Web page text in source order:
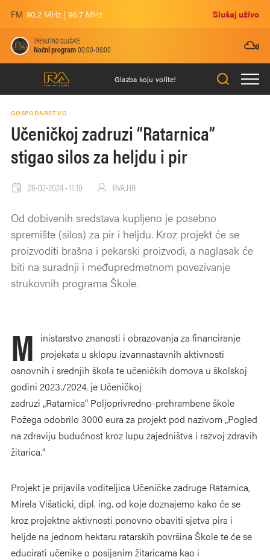
FM 90.2 MHz | 96.7 MHz Slušaj uživo
TRENUTNO SLUŠATE
Noćni program00:00-06:00
Glazba koju volite!
GOSPODARSTVO
Učeničkoj zadruzi “Ratarnica”
stigao silos za heljdu i pir
28-02-2024 • 11:10 RVA.HR
Od dobivenih sredstava kupljeno je posebno
spremište (silos) za pir i heljdu. Kroz projekt će se
proizvoditi brašna i pekarski proizvodi, a naglasak će
biti na suradnji i međupredmetnom povezivanje
strukovnih programa Škole.
M
inistarstvo znanosti i obrazovanja za financiranje
projekata u sklopu izvannastavnih aktivnosti
osnovnih i srednjih škola te učeničkih domova u školskoj
godini 2023./2024. je Učeničkoj
zadruzi „Ratarnica“ Poljoprivredno-prehrambene škole
Požega odobrilo 3000 eura za projekt pod nazivom „Pogled
na zdraviju budućnost kroz lupu zajedništva i razvoj zdravih
žitarica.“
Projekt je prijavila voditeljica Učeničke zadruge Ratarnica,
Mirela Višaticki, dipl. ing. od koje doznajemo kako će se
kroz projektne aktivnosti ponovno obaviti sjetva pira i
heljde na jednom hektaru ratarskih površina Škole te će se
educirati učenike o posijanim žitaricama kao i